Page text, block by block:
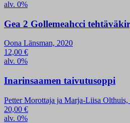
alv. 0%
Gea 2 Gollemeahcci
Oona Länsman, 2020
12,00 €
alv. 0%
Inarinsaamen taivutusoppi
Petter Morottaja ja Marja-Liisa Olthuis,
20,00 €
alv. 0%